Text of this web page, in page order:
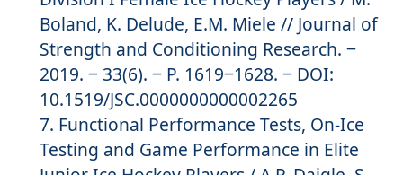
Boland, K. Delude, E.M. Miele // Journal of
Strength and Conditioning Research. ‒
2019. ‒ 33(6). ‒ P. 1619‒1628. ‒ DOI:
10.1519/JSC.0000000000002265
Functional Performance Tests, On-Ice
Testing and Game Performance in Elite